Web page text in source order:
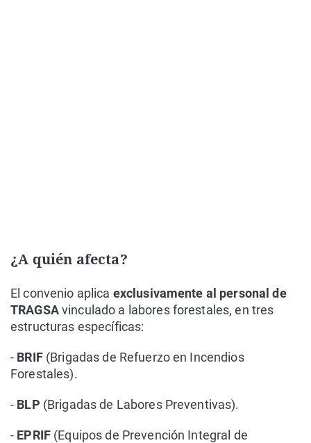
¿A quién afecta?
El convenio aplica exclusivamente al personal de
TRAGSAvinculado a labores forestales, en tres
estructuras específicas:
- BRIF (Brigadas de Refuerzo en Incendios
Forestales).
- BLP (Brigadas de Labores Preventivas).
- EPRIF (Equipos de Prevención Integral de